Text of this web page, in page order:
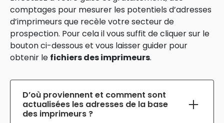
comptages pour mesurer les potentiels d’adresses
d’imprimeurs que recèle votre secteur de
prospection. Pour cela il vous suffit de cliquer sur le
bouton ci-dessous et vous laisser guider pour
obtenir le fichiers des imprimeurs.
D’où proviennent et comment sont
actualisées les adresses de la base
des imprimeurs ?